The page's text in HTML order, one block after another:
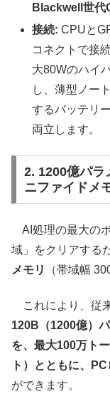
Blackwell世代
接続: CPUと
コネクトで接
大80Wのハイ
し、薄型ノー
するバッテリ
両立します。
2. 1200億パラ
ニファイドメ
AI処理の最大の
域」をクリアする
メモリ
（帯域幅
これにより、従
120B（1200億）
を、最大100万ト
ト）とともに、
ができます。